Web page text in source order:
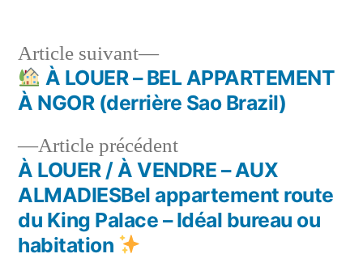
Navigation
l’article
Article précédentArticle
précédent :
À LOUER / À VENDRE – AUX
ALMADIESBel appartement route
du King Palace – Idéal bureau ou
habitation
Article suivant
Article
suivant :
À LOUER – BEL APPARTEMENT
À NGOR (derrière Sao Brazil)